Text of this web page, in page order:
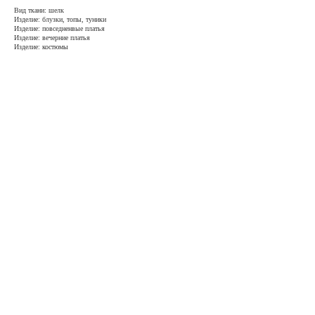
Вид ткани: шелк
Изделие: блузки, топы, туники
Изделие: повседненвые платья
Изделие: вечерние платья
Изделие: костюмы